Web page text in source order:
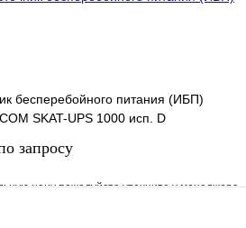
бесперебойного питания (ИБП)
SKAT-UPS 1000 исп. D
запросу
цену пожалуйста уточните у менеджера